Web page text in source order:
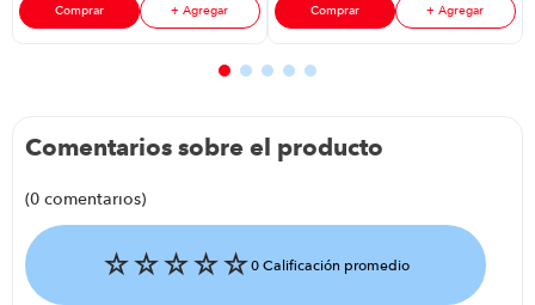
Comprar + Agregar Comprar + Agregar
Comentarios sobre el producto
☆☆☆☆☆0 Calificación promedio
(0 comentarios)